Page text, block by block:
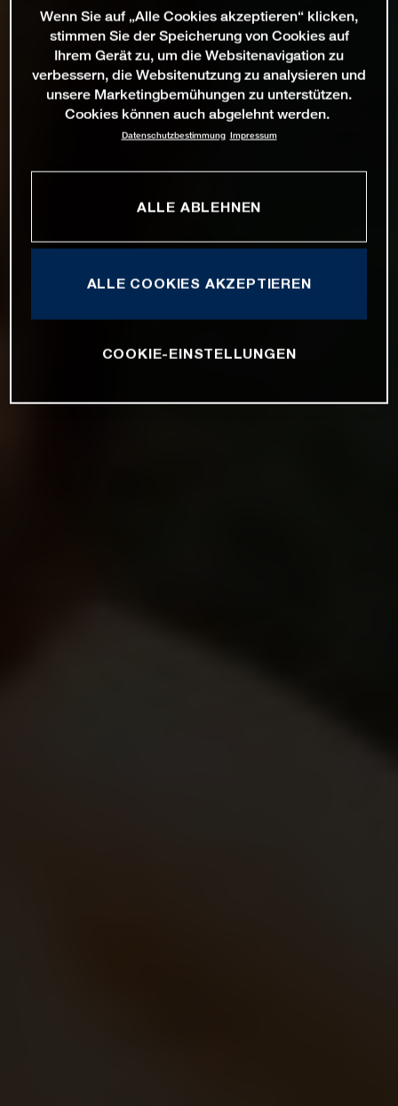
Wenn Sie auf „Alle Cookies akzeptieren“ klicken,
stimmen Sie der Speicherung von Cookies auf
Ihrem Gerät zu, um die Websitenavigation zu
verbessern, die Websitenutzung zu analysieren und
unsere Marketingbemühungen zu unterstützen.
Cookies können auch abgelehnt werden.
Datenschutzbestimmung Impressum
ALLE ABLEHNEN
ALLE COOKIES AKZEPTIEREN
COOKIE-EINSTELLUNGEN